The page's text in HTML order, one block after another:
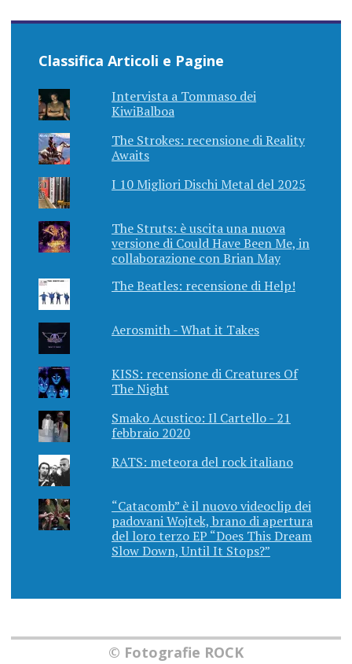
Classifica Articoli e Pagine
Intervista a Tommaso dei
KiwiBalboa
The Strokes: recensione di Reality
Awaits
I 10 Migliori Dischi Metal del 2025
The Struts: è uscita una nuova
versione di Could Have Been Me, in
collaborazione con Brian May
The Beatles: recensione di Help!
Aerosmith - What it Takes
KISS: recensione di Creatures Of
The Night
Smako Acustico: Il Cartello - 21
febbraio 2020
RATS: meteora del rock italiano
“Catacomb” è il nuovo videoclip dei
padovani Wojtek, brano di apertura
del loro terzo EP “Does This Dream
Slow Down, Until It Stops?”
© Fotografie ROCK